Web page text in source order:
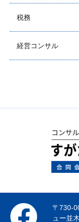
税務
経営コンサル
〒730-
ュー並